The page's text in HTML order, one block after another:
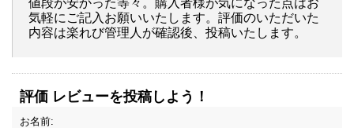
気軽にご記入お願いいたします。評価のいただいた
内容は楽れび管理人が確認後、投稿いたします。
評価 レビューを投稿しよう！
お名前: